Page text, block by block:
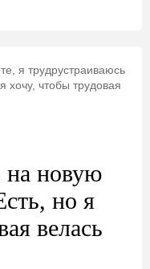
я трудрустраиваюсь
хочу, чтобы трудовая
на новую
но я
велась